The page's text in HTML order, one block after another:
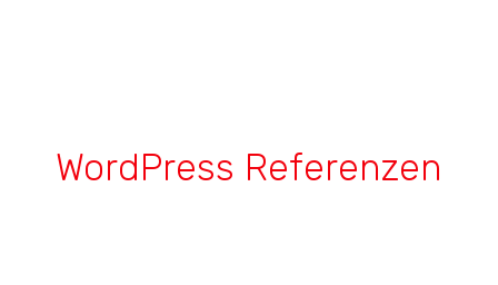
WordPress Referenzen